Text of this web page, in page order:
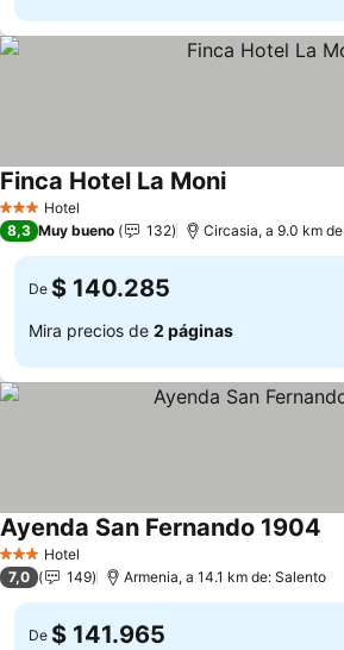
3 Estrellas
Hotel
Finca Hotel La Moni
8,3 Muy bueno 132 Circasia, a 9.0 km
De $ 140.285
Mira precios de 2 páginas
3 Estrellas
Hotel
Ayenda San Fernando 1904
7,0 149 Armenia, a 14.1 km de: Salento
De $ 141.965